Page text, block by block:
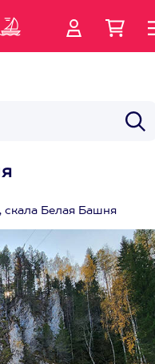
скала Белая Башня